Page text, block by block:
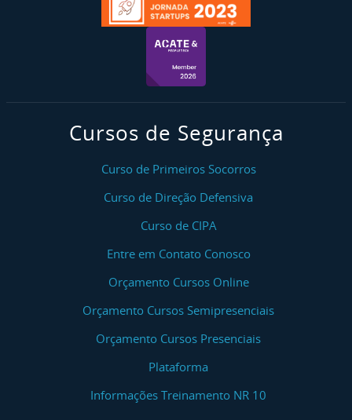
Cursos de Segurança
Curso de Primeiros Socorros
Curso de Direção Defensiva
Curso de CIPA
Entre em Contato Conosco
Orçamento Cursos Online
Orçamento Cursos Semipresenciais
Orçamento Cursos Presenciais
Plataforma
Informações Treinamento NR 10